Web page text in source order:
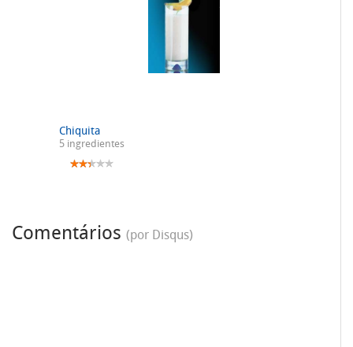
Chiquita
5 ingredientes
Comentários (por Disqus)